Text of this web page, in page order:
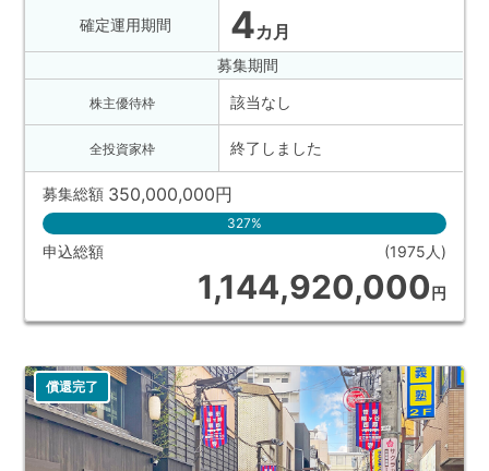
確定運用期間 4カ月
募集期間
株主優待枠
全投資家枠
該当なし
終了しました
募集総額 350,000,000円
327%
申込総額 (1975人)
1,144,920,000円
償還完了